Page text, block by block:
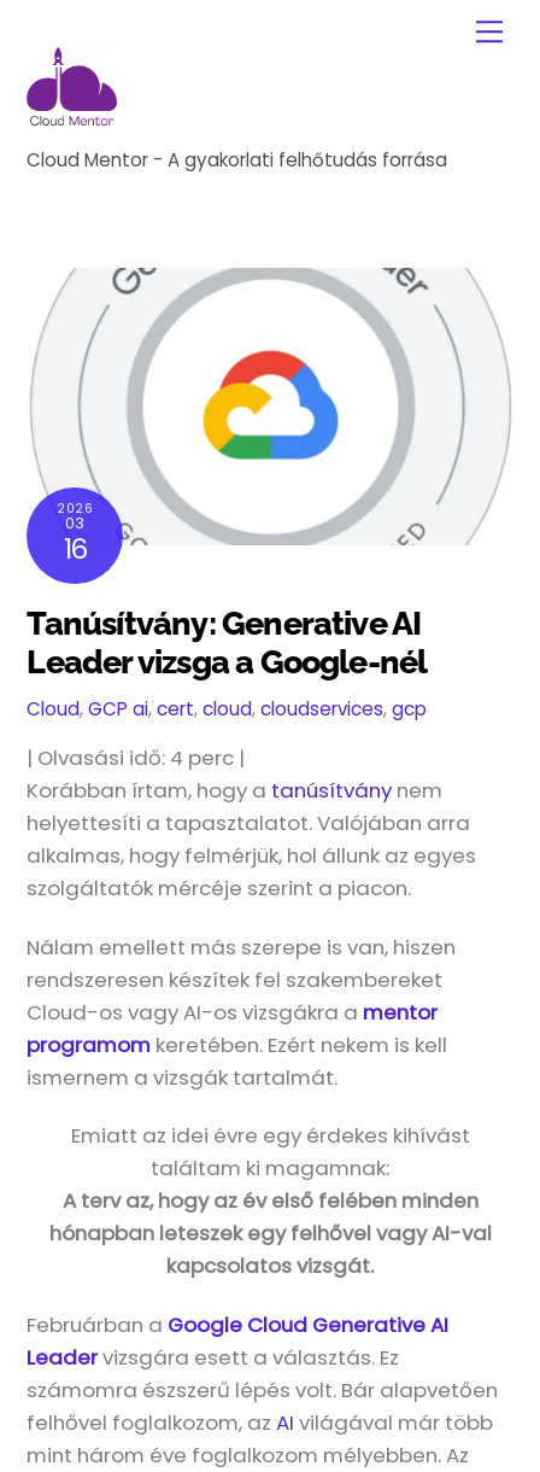
content
Cloud Mentor - A gyakorlati felhőtudás forrása
2026
03
16
Tanúsítvány: Generative AI
Leader vizsga a Google-nél
Cloud,GCP ai,cert,cloud,cloudservices,gcp
| Olvasási idő: 4 perc |
Korábban írtam, hogy a tanúsítvány nem
helyettesíti a tapasztalatot. Valójában arra
alkalmas, hogy felmérjük, hol állunk az egyes
szolgáltatók mércéje szerint a piacon.
Nálam emellett más szerepe is van, hiszen
rendszeresen készítek fel szakembereket
Cloud-os vagy AI-os vizsgákra a mentor
programom keretében. Ezért nekem is kell
ismernem a vizsgák tartalmát.
Emiatt az idei évre egy érdekes kihívást
találtam ki magamnak:
A terv az, hogy az év első felében minden
hónapban leteszek egy felhővel vagy AI-val
kapcsolatos vizsgát.
Februárban a Google Cloud Generative AI
Leadervizsgára esett a választás. Ez
számomra észszerű lépés volt. Bár alapvetően
felhővel foglalkozom, azAI világával már több
mint három éve foglalkozom mélyebben. Az